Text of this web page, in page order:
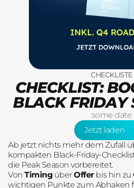
CHECKLISTE
CHECKLIST:
BLACK FRIDAY
some date
Jetzt laden
Jetzt
Ab jetzt nichts mehr dem Zufall
kompakten Black-Friday-
die Peak Season vorbereitet.
VonTiming überOfferbis hin zu
wichtigen Punkte zum Abhaken